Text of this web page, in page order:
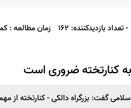
- تعداد بازدیدکننده: 162
زمان مطالعه :
کنارتخته ضروری است
گفت: بزرگراه دالکی - کنارتخته از